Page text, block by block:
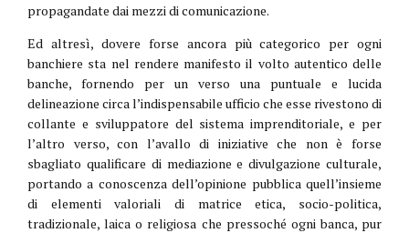
propagandate dai mezzi di comunicazione.
Ed altresì, dovere forse ancora più categorico per ogni
banchiere sta nel rendere manifesto il volto autentico delle
banche, fornendo per un verso una puntuale e lucida
delineazione circa l’indispensabile ufficio che esse rivestono di
collante e sviluppatore del sistema imprenditoriale, e per
l’altro verso, con l’avallo di iniziative che non è forse
sbagliato qualificare di mediazione e divulgazione culturale,
portando a conoscenza dell’opinione pubblica quell’insieme
di elementi valoriali di matrice etica, socio-politica,
tradizionale, laica o religiosa che pressoché ogni banca, pur